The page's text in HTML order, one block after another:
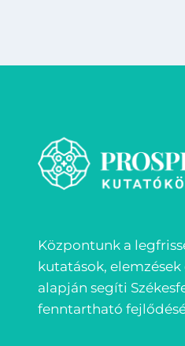
Központunk a
kutatások, elemzések
alapján segíti
fenntartható